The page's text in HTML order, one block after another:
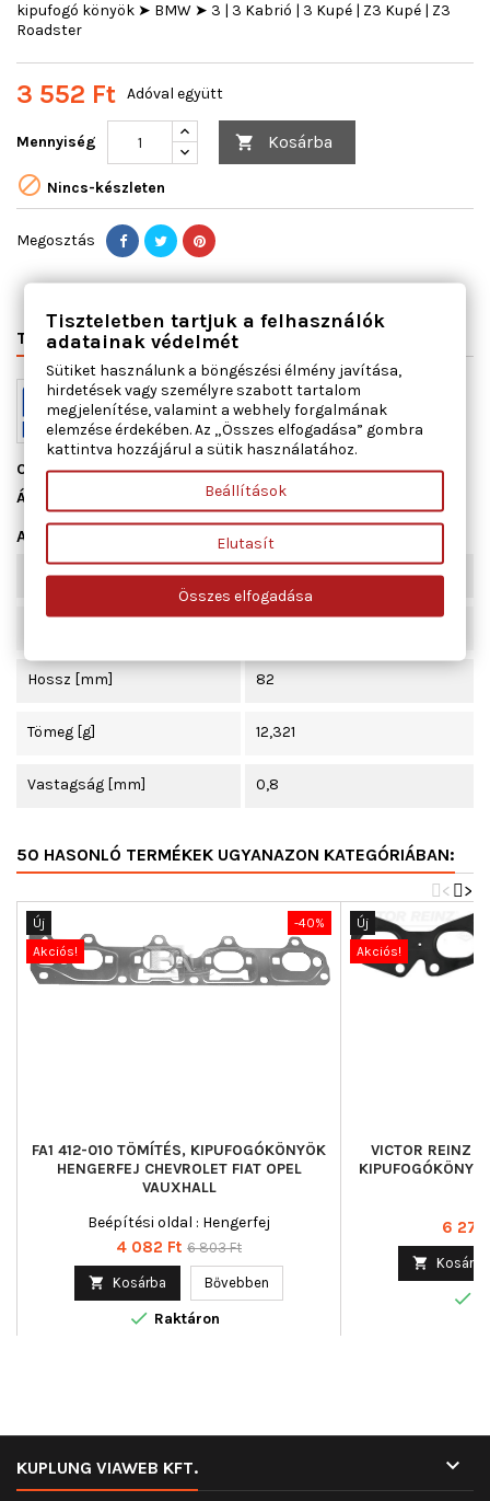
kipufogó könyök ➤ BMW ➤ 3 | 3 Kabrió | 3 Kupé | Z3 Kupé | Z3
Roadster
3 552 Ft Adóval együtt
Mennyiség  Kosárba
 Nincs-készleten
Megosztás
TERMÉK RÉSZLETEI VÁLTÓSZÁMOK
Cikkszám13123100
Állapot
Adatlap
Szélesség [mm] 52
Hossz [mm] 82
Tömeg [g] 12,321
Vastagság [mm] 0,8
50 HASONLÓ TERMÉKEK UGYANAZON KATEGÓRIÁBAN:
>
<
-40%
Új
Akciós!
FA1 412-010 TÖMÍTÉS, KIPUFOGÓKÖNYÖK
HENGERFEJ CHEVROLET FIAT OPEL
VAUXHALL
Beépítési oldal : Hengerfej
Ár
4 082 Ft Normál
6 803 Ft
 Kosárba Bővebben
 Raktáron
Új
Akciós!
VICTOR REINZ
Ár
6 271
 Kosárba

KUPLUNG VIAWEB KFT. 
Tiszteletben tartjuk a felhasználók
adatainak védelmét
Sütiket használunk a böngészési élmény javítása,
hirdetések vagy személyre szabott tartalom
megjelenítése, valamint a webhely forgalmának
elemzése érdekében. Az „Összes elfogadása” gombra
kattintva hozzájárul a sütik használatához.
Beállítások
Elutasít
Összes elfogadása